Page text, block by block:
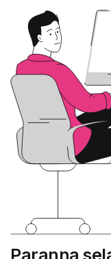
Paranna